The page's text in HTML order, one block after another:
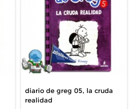
diario de greg 05, la cruda
realidad